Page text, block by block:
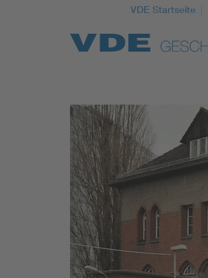
VDE Startseite
Top Themen
Weitere Themen